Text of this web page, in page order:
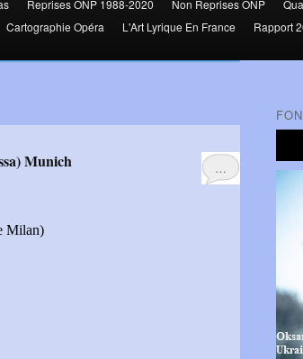
Reprises ONP 1988-2020 Non Reprises ONP
Cartographie Opéra L'Art Lyrique En France Rapport
…
Munich
Milan)